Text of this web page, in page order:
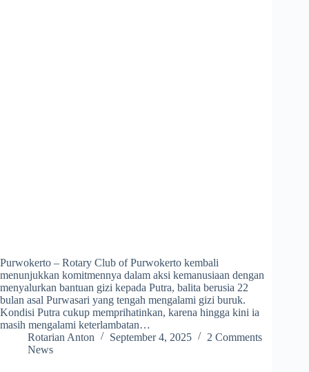
Purwokerto – Rotary Club of Purwokerto kembali
menunjukkan komitmennya dalam aksi kemanusiaan dengan
menyalurkan bantuan gizi kepada Putra, balita berusia 22
bulan asal Purwasari yang tengah mengalami gizi buruk.
Kondisi Putra cukup memprihatinkan, karena hingga kini ia
masih mengalami keterlambatan…
Rotarian Anton
September 4, 2025
2 Comments
News